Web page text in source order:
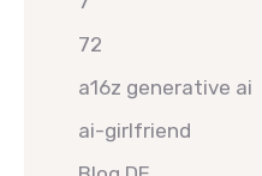
72
a16z generative ai
ai-girlfriend